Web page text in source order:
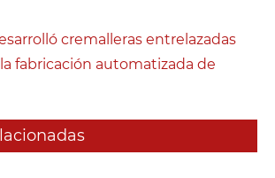
cremalleras entrelazadas
fabricación automatizada de